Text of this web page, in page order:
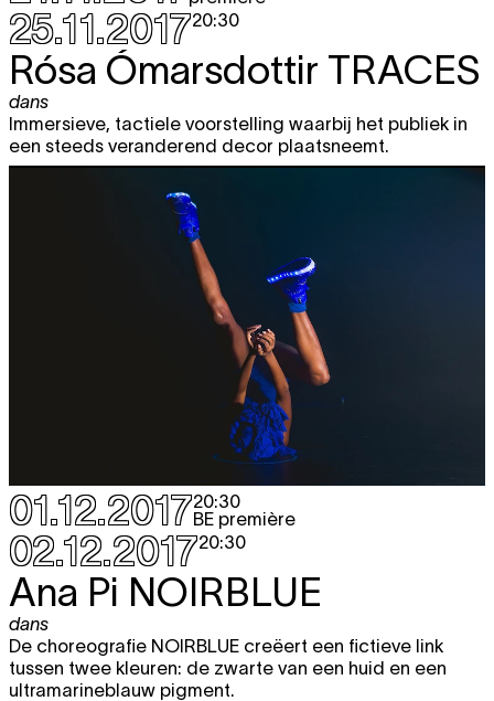
25.11.201720:30
Rósa Ómarsdottir TRACES
dans
Immersieve, tactiele voorstelling waarbij het publiek in
een steeds veranderend decor plaatsneemt.
01.12.201720:30
BE première
02.12.201720:30
Ana Pi NOIRBLUE
dans
De choreografie NOIRBLUE creëert een fictieve link
tussen twee kleuren: de zwarte van een huid en een
ultramarineblauw pigment.